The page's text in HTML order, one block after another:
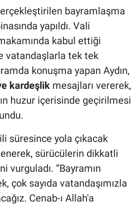
bayramlaşma
yapıldı. Vali
kabul ettiği
vatandaşlarla tek tek
konuşma yapan Aydın,
kardeşlikmesajları vererek,
huzur içerisinde geçirilmesi
süresince yola çıkacak
sürücülerin dikkatli
vurguladı. “Bayramın
çok sayıda vatandaşımızla
Cenab-ı Allah'a